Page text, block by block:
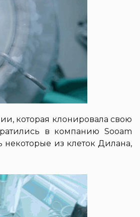
которая клонировала свою
в компанию Sooam
некоторые из клеток Дилана,